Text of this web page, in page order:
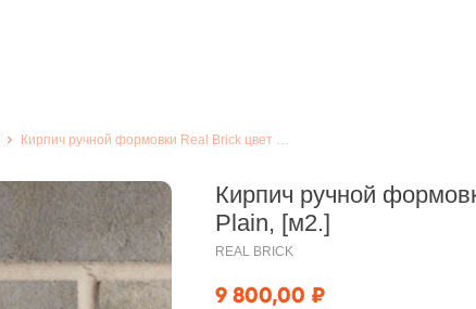
Кирпич ручной
Plain, [м2.]
REAL BRICK
9 800,00 ₽